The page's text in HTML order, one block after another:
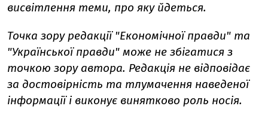
висвітлення теми, про яку йдеться.
Точка зору редакції "Економічної правди" та
"Української правди" може не збігатися з
точкою зору автора. Редакція не відповідає
за достовірність та тлумачення наведеної
інформації і виконує винятково роль носія.